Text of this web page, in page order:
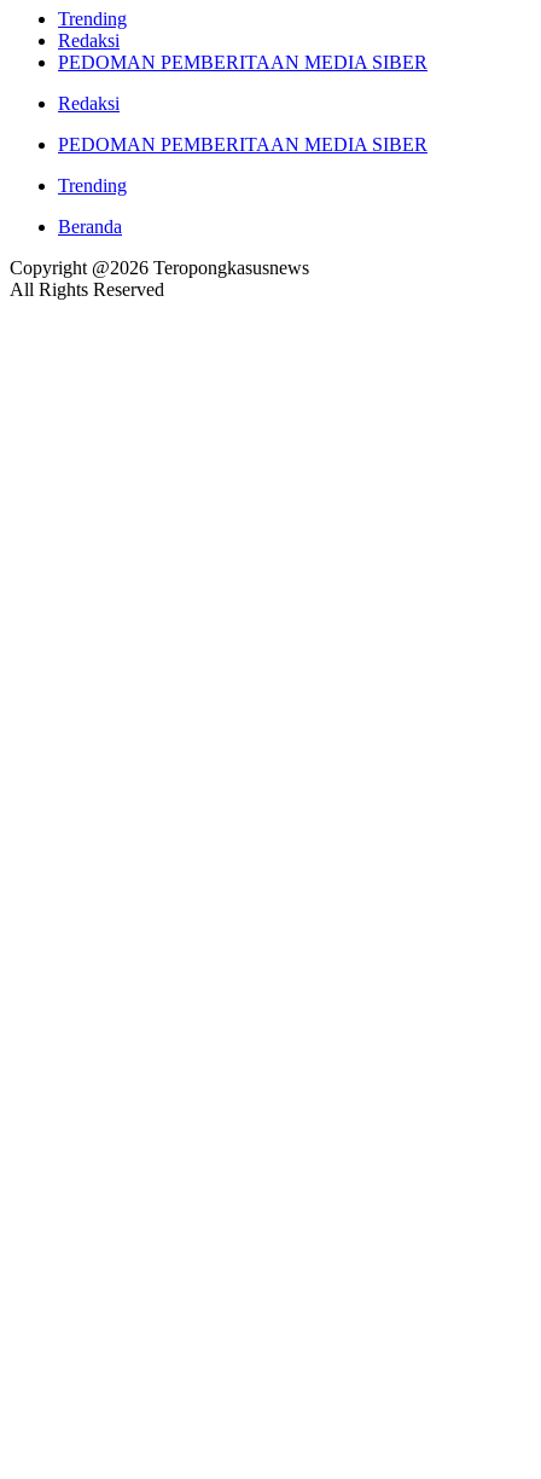
Trending
Redaksi
PEDOMAN PEMBERITAAN MEDIA SIBER
Redaksi
PEDOMAN PEMBERITAAN MEDIA SIBER
Trending
Beranda
Copyright @2026 Teropongkasusnews
All Rights Reserved